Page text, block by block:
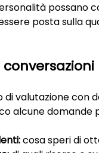
possano
posta sulla
valutazione con
alcune domande
cosa speri di